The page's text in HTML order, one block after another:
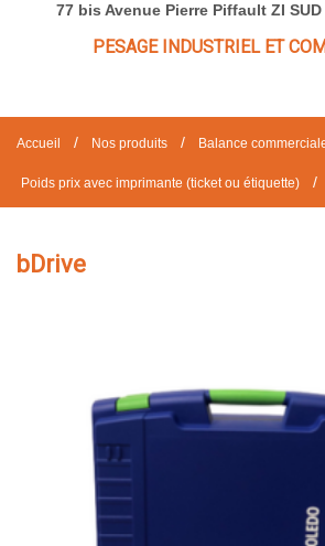
77 bis Avenue Pierre Piffault ZI
PESAGE INDUSTRIEL ET
Accueil / Nos produits / Balance
Poids prix avec imprimante (ticket ou étiquette) /
bDrive